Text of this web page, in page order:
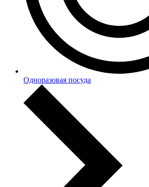
Одноразовая посуда